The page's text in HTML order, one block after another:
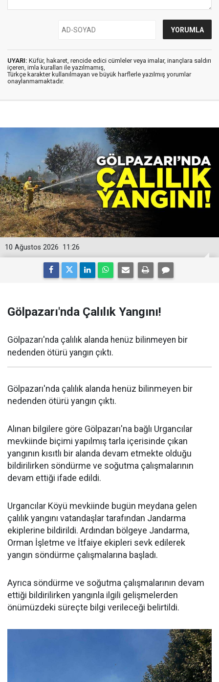
UYARI: Küfür, hakaret, rencide edici cümleler veya imalar, inançlara saldırı
içeren, imla kuralları ile yazılmamış,
Türkçe karakter kullanılmayan ve büyük harflerle yazılmış yorumlar
onaylanmamaktadır.
11:26
10 Ağustos 2026
Gölpazarı'nda Çalılık Yangını!
Gölpazarı'nda çalılık alanda henüz bilinmeyen bir
nedenden ötürü yangın çıktı.
Gölpazarı'nda çalılık alanda henüz bilinmeyen bir
nedenden ötürü yangın çıktı.
Alınan bilgilere göre Gölpazarı'na bağlı Urgancılar
mevkiinde biçimi yapılmış tarla içerisinde çıkan
yangının kısıtlı bir alanda devam etmekte olduğu
bildirilirken söndürme ve soğutma çalışmalarının
devam ettiği ifade edildi.
Urgancılar Köyü mevkiinde bugün meydana gelen
çalılık yangını vatandaşlar tarafından Jandarma
ekiplerine bildirildi. Ardından bölgeye Jandarma,
Orman İşletme ve İtfaiye ekipleri sevk edilerek
yangın söndürme çalışmalarına başladı.
Ayrıca söndürme ve soğutma çalışmalarının devam
ettiği bildirilirken yangınla ilgili gelişmelerden
önümüzdeki süreçte bilgi verileceği belirtildi.